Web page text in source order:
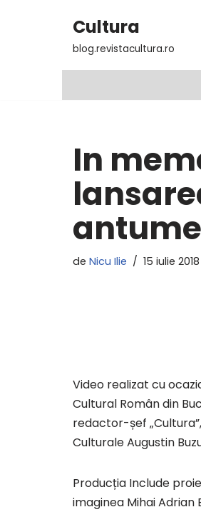
Cultura
blog.revistacultura.ro
In
de Nicu Ilie 15 iulie 2018
Video realizat cu
Cultural Român din
redactor-șef
Culturale Augustin
Producția Include
imaginea Mihai